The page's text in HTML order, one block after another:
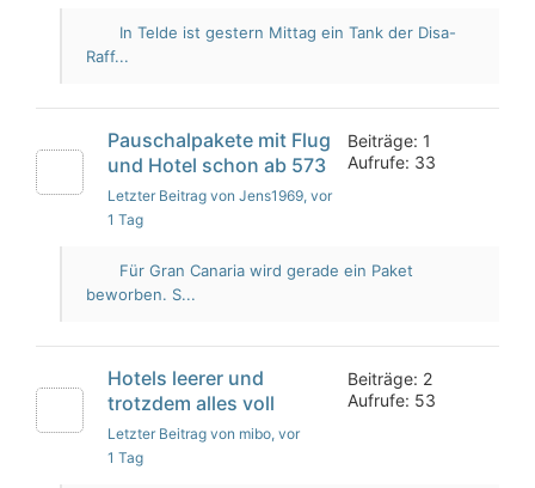
In Telde ist gestern Mittag ein Tank der Disa-
Raff...
Pauschalpakete mit Flug
und Hotel schon ab 573
Letzter Beitrag von Jens1969, vor
1 Tag
Beiträge: 1
Aufrufe: 33
Für Gran Canaria wird gerade ein Paket
beworben. S...
Hotels leerer und
trotzdem alles voll
Letzter Beitrag von mibo, vor
1 Tag
Beiträge: 2
Aufrufe: 53